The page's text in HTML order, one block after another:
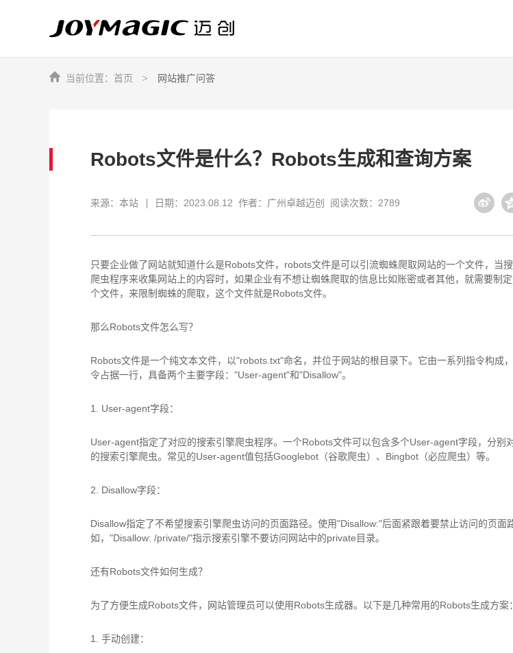
营销型网站建设
首页 网站推广问答
Robots文件是什么？Robots生成和查询方案
来源：本站 日期：2023.08.12 作者：广州卓越迈创 阅读次数：2789
只要企业做了网站就知道什么是Robots文件，robots文件是可以引流蜘蛛爬取网站的一个文件，当
爬虫程序来收集网站上的内容时，如果企业有不想让蜘蛛爬取的信息比如账密或者其他，就需要制
个文件，来限制蜘蛛的爬取，这个文件就是Robots文件。
那么Robots文件怎么写？
Robots文件是一个纯文本文件，以"robots.txt"命名，并位于网站的根目录下。它由一系列指令构成
令占据一行，具备两个主要字段："User-agent"和"Disallow"。
1. User-agent字段：
User-agent指定了对应的搜索引擎爬虫程序。一个Robots文件可以包含多个User-agent字段，分别
的搜索引擎爬虫。常见的User-agent值包括Googlebot（谷歌爬虫）、Bingbot（必应爬虫）等。
2. Disallow字段：
Disallow指定了不希望搜索引擎爬虫访问的页面路径。使用"Disallow:"后面紧跟着要禁止访问的页面
如，"Disallow: /private/"指示搜索引擎不要访问网站中的private目录。
还有Robots文件如何生成？
为了方便生成Robots文件，网站管理员可以使用Robots生成器。以下是几种常用的Robots生成方案：
1. 手动创建：